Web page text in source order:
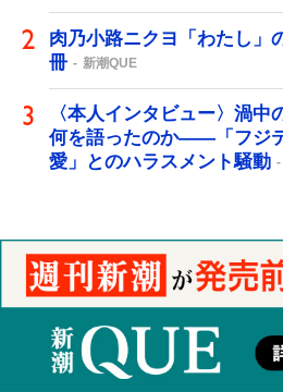
肉乃小路ニクヨ「わたし」
冊
新潮QUE
〈本人インタビュー〉渦
何を語ったのか――「フジ
愛」とのハラスメント騒動